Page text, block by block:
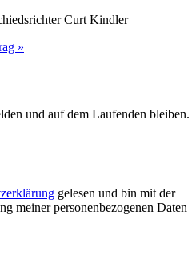
Curt Kindler
»
und auf dem Laufenden bleiben.
gelesen und bin mit der
meiner personenbezogenen Daten